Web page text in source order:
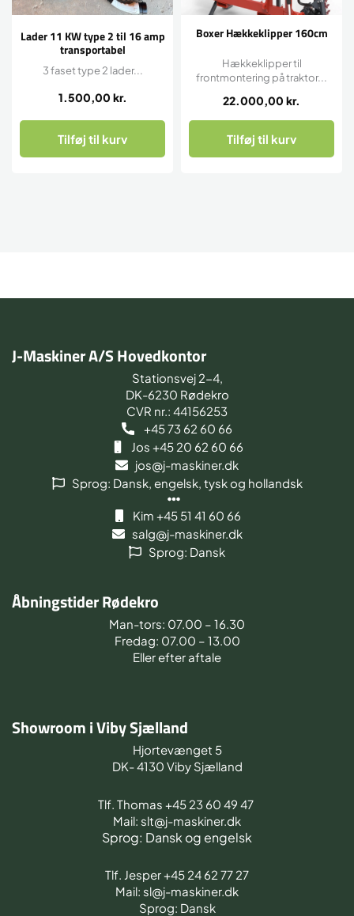
Lader 11 KW type 2 til 16 amp
transportabel
1.500,00 kr.
3 faset type 2 lader...
Tilføj til kurv
Boxer Hækkeklipper 160cm
22.000,00 kr.
Hækkeklipper til
frontmontering på traktor...
Tilføj til kurv
J-Maskiner A/S Hovedkontor
Stationsvej 2-4,
DK-6230 Rødekro
CVR nr.: 44156253
+45 73 62 60 66
Jos +45 20 62 60 66
jos@j-maskiner.dk
Sprog: Dansk, engelsk, tysk og hollandsk
Kim +45 51 41 60 66
salg@j-maskiner.dk
Sprog: Dansk
Åbningstider Rødekro
Man-tors: 07.00 – 16.30
Fredag: 07.00 – 13.00
Eller efter aftale
Showroom i Viby Sjælland
Hjortevænget 5
DK- 4130 Viby Sjælland
Tlf. Thomas +45 23 60 49 47
Mail: slt@j-maskiner.dk
Sprog: Dansk og engelsk
Tlf. Jesper +45 24 62 77 27
Mail: sl@j-maskiner.dk
Sprog: Dansk